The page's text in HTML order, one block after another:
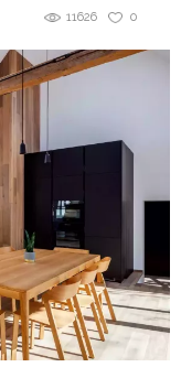
0
11626